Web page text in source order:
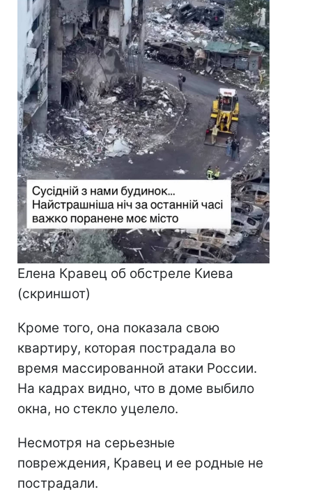
Елена Кравец об обстреле Киева
(скриншот)
Кроме того, она показала свою
квартиру, которая пострадала во
время массированной атаки России.
На кадрах видно, что в доме выбило
окна, но стекло уцелело.
Несмотря на серьезные
повреждения, Кравец и ее родные не
пострадали.